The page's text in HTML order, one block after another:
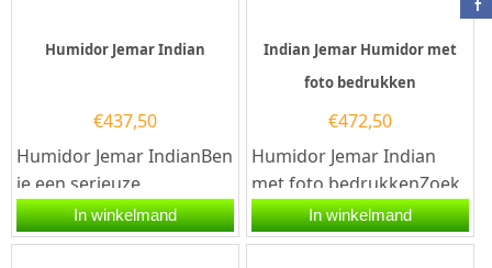
Humidor Jemar Indian
€437,50
Humidor Jemar IndianBen
je een serieuze
sigarenliefhebber en zoek
je een humidor die stijl
In winkelmand
Indian Jemar Humidor met
foto bedrukken
€472,50
Humidor Jemar Indian
met foto bedrukkenZoek
je een uniek cadeau voor
een sigarenliefhebber of
In winkelmand